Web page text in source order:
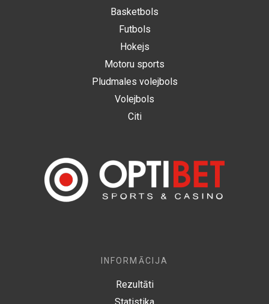
Basketbols
Futbols
Hokejs
Motoru sports
Pludmales volejbols
Volejbols
Citi
INFORMĀCIJA
Rezultāti